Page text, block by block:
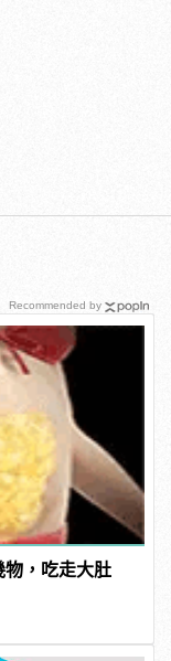
物，吃走大肚
Recommended by